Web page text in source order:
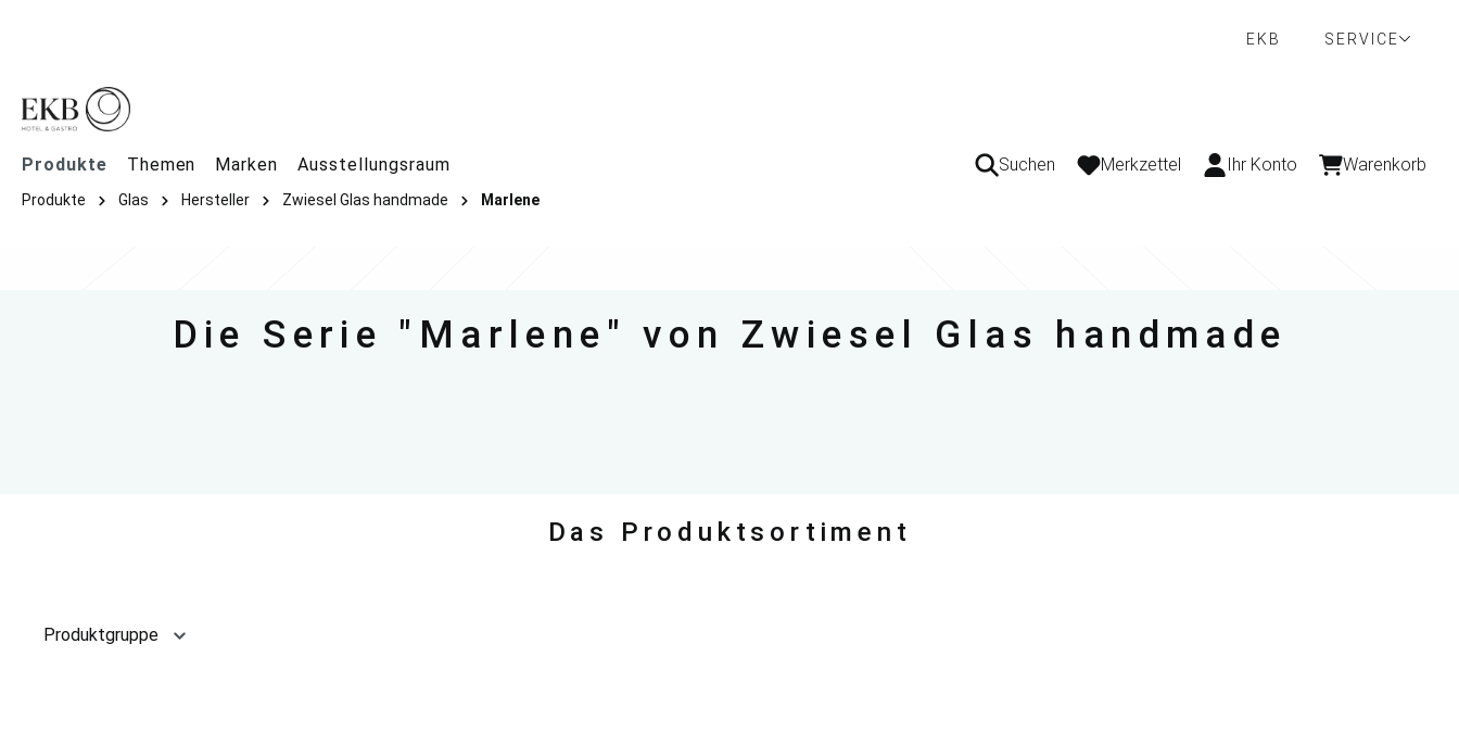
EKB
SERVICE
Produkte Themen Marken Ausstellungsraum Suchen Merkzettel Ihr Konto Warenkorb
Produkte Glas Hersteller Zwiesel Glas handmade Marlene
Die Serie "Marlene" von Zwiesel Glas handmade
Das Produktsortiment
Produktgruppe